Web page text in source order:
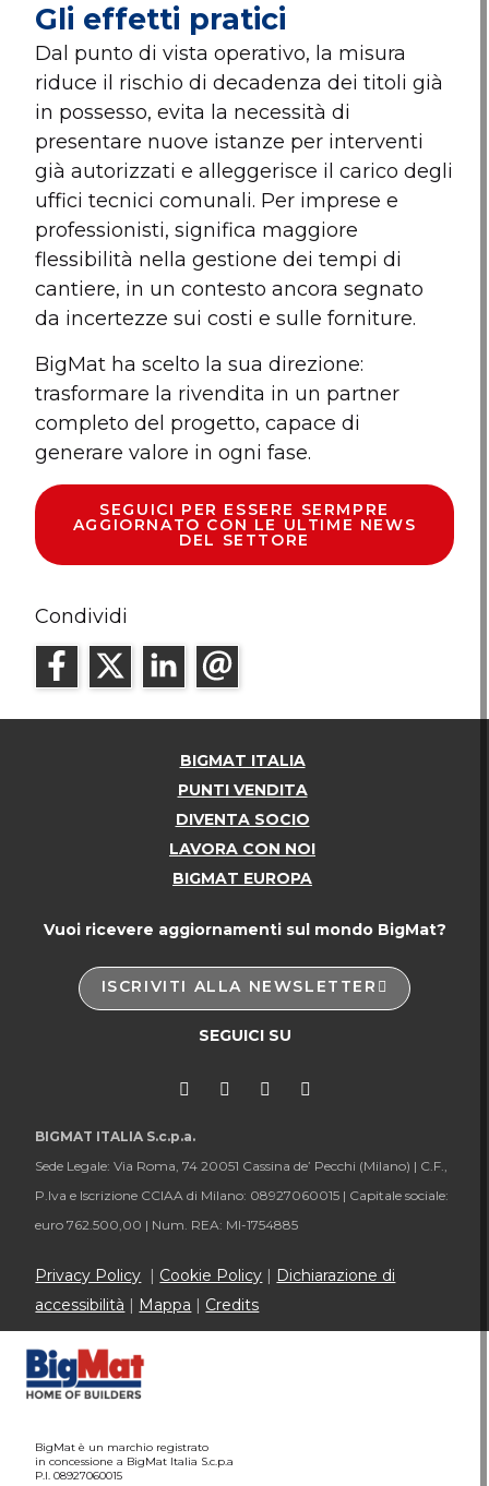
Gli effetti pratici
Dal punto di vista operativo, la misura
riduce il rischio di decadenza dei titoli già
in possesso, evita la necessità di
presentare nuove istanze per interventi
già autorizzati e alleggerisce il carico degli
uffici tecnici comunali. Per imprese e
professionisti, significa maggiore
flessibilità nella gestione dei tempi di
cantiere, in un contesto ancora segnato
da incertezze sui costi e sulle forniture.
BigMat ha scelto la sua direzione:
trasformare la rivendita in un partner
completo del progetto, capace di
generare valore in ogni fase.
SEGUICI PER ESSERE SERMPRE
AGGIORNATO CON LE ULTIME NEWS
DEL SETTORE
Condividi
BIGMAT ITALIA
PUNTI VENDITA
DIVENTA SOCIO
LAVORA CON NOI
BIGMAT EUROPA
Vuoi ricevere aggiornamenti sul mondo BigMat?
ISCRIVITI ALLA NEWSLETTER
SEGUICI SU
BIGMAT ITALIA S.c.p.a.
Sede Legale: Via Roma, 74 20051 Cassina de’ Pecchi (Milano) | C.F.,
P.Iva e Iscrizione CCIAA di Milano: 08927060015 | Capitale sociale:
euro 762.500,00 | Num. REA: MI-1754885
Privacy Policy Cookie Policy
Dichiarazione di
accessibilità
Mappa Credits
BigMat è un marchio registrato
in concessione a BigMat Italia S.c.p.a
P.I. 08927060015